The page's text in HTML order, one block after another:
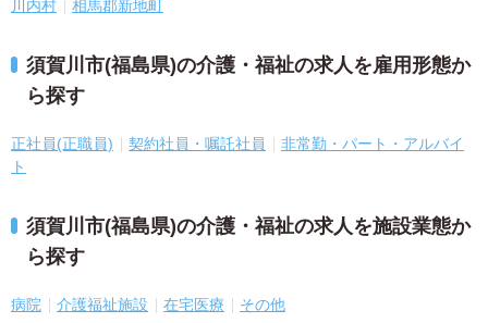
川内村
相馬郡新地町
須賀川市(福島県)の介護・福祉の求人を雇用形態か
ら探す
正社員(正職員) 契約社員・嘱託社員
非常勤・パート・アルバイ
ト
須賀川市(福島県)の介護・福祉の求人を施設業態か
ら探す
病院 介護福祉施設 在宅医療 その他